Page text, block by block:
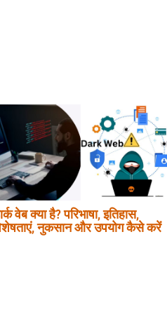
वेब क्या है? परिभाषा, इतिहास,
नुकसान और उपयोग कैसे करें